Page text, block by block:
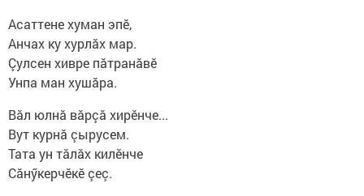
Асаттене хуман эпӗ,
Анчах ку хурлăх мар.
Çулсен хивре пăтранăвӗ
Унпа ман хушăра.
Вăл юлнă вăрçă хирӗнче...
Вут курнă çырусем.
Тата ун тăлăх килӗнче
Сăнӳкерчӗкӗ çеç.